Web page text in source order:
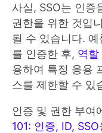
사실, SSO는 인증
권한을 위한 것입
될 수 있습니다.
를 인증한 후, 역할
용하여 특정 응용
스를 제한할 수 있
인증 및 권한 부여
101: 인증, ID, SSO